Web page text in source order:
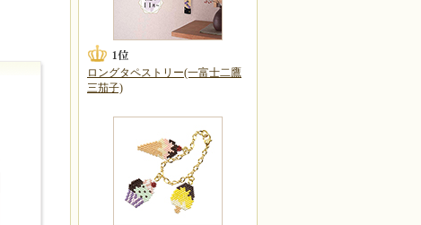
ロングタペストリー(一富士二鷹
三茄子)